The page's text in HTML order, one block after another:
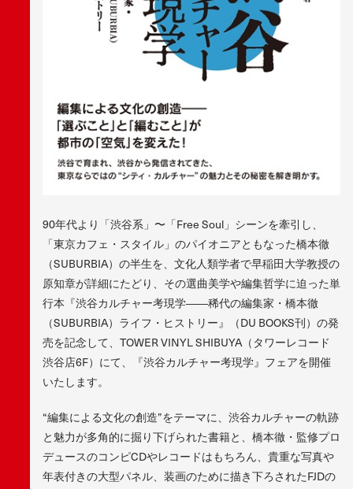
90年代より「渋谷系」〜「Free Soul」シーンを牽引し、
「東京カフェ・スタイル」のパイオニアともなった橋本徹
（SUBURBIA）の半生を、文化人類学者で早稲田大学教授の
原知章が詳細にたどり、その選曲美学や編集哲学に迫った単
行本『渋谷カルチャー考現学――稀代の編集家・橋本徹
（SUBURBIA）ライフ・ヒストリー』（DU BOOKS刊）の発
売を記念して、TOWER VINYL SHIBUYA（タワーレコード
渋谷店6F）にて、『渋谷カルチャー考現学』フェアを開催
いたします。
“編集による文化の創造”をテーマに、渋谷カルチャーの軌跡
と魅力が多角的に掘り下げられた書籍と、橋本徹・監修プロ
デュースのコンピCDやレコードはもちろん、貴重な写真や
年表付きの大型パネル、装画のために描き下ろされたFJDの